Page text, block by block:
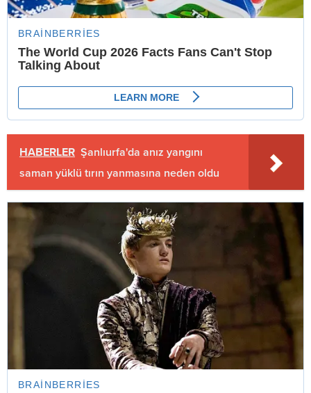
HABERLER Şanlıurfa'da anız yangını
saman yüklü tırın yanmasına neden oldu